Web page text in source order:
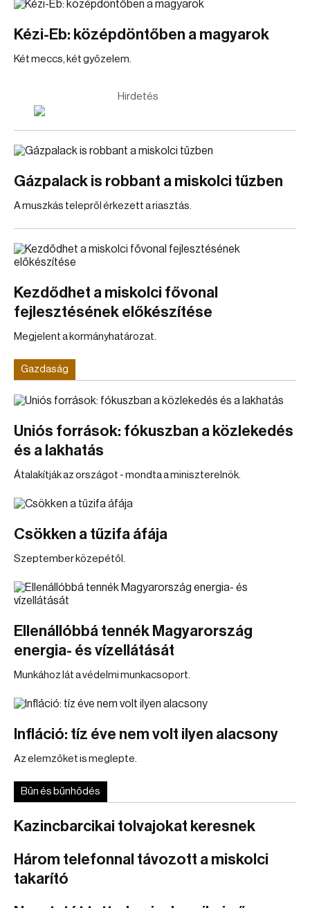
Kézi-Eb: középdöntőben a magyarok
Két meccs, két győzelem.
Hirdetés
Gázpalack is robbant a miskolci tűzben
A muszkás telepről érkezett a riasztás.
Kezdődhet a miskolci fővonal
fejlesztésének előkészítése
Megjelent a kormányhatározat.
Gazdaság
Uniós források: fókuszban a közlekedés
és a lakhatás
Átalakítják az országot - mondta a miniszterelnök.
Csökken a tűzifa áfája
Szeptember közepétől.
Ellenállóbbá tennék Magyarország
energia- és vízellátását
Munkához lát a védelmi munkacsoport.
Infláció: tíz éve nem volt ilyen alacsony
Az elemzőket is meglepte.
Bűn és bűnhődés
Kazincbarcikai tolvajokat keresnek
Három telefonnal távozott a miskolci
takarító